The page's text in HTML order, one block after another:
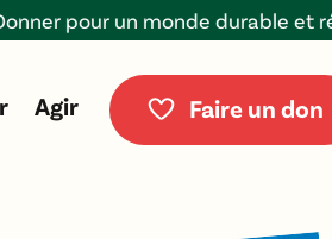
pour un monde durable et
Agir Faire un don